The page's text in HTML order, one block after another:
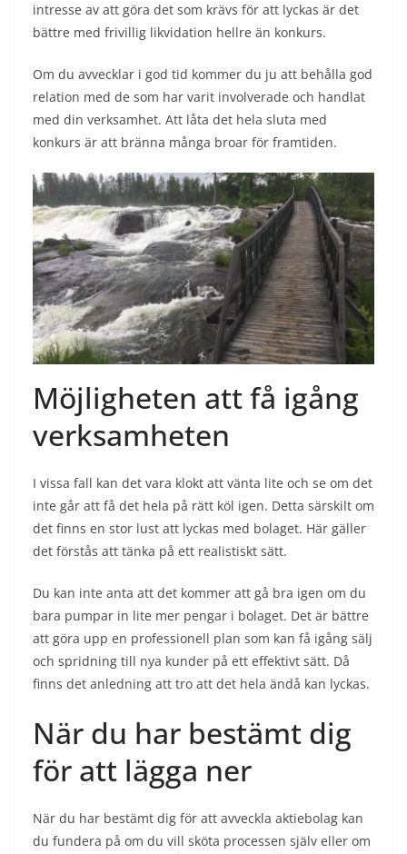
intresse av att göra det som krävs för att lyckas är det
bättre med frivillig likvidation hellre än konkurs.
Om du avvecklar i god tid kommer du ju att behålla god
relation med de som har varit involverade och handlat
med din verksamhet. Att låta det hela sluta med
konkurs är att bränna många broar för framtiden.
Möjligheten att få igång
verksamheten
I vissa fall kan det vara klokt att vänta lite och se om det
inte går att få det hela på rätt köl igen. Detta särskilt om
det finns en stor lust att lyckas med bolaget. Här gäller
det förstås att tänka på ett realistiskt sätt.
Du kan inte anta att det kommer att gå bra igen om du
bara pumpar in lite mer pengar i bolaget. Det är bättre
att göra upp en professionell plan som kan få igång sälj
och spridning till nya kunder på ett effektivt sätt. Då
finns det anledning att tro att det hela ändå kan lyckas.
När du har bestämt dig
för att lägga ner
När du har bestämt dig för att avveckla aktiebolag kan
du fundera på om du vill sköta processen själv eller om